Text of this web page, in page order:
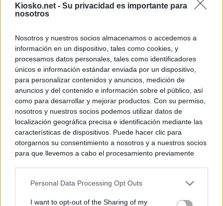
Kiosko.net - Su privacidad es importante para
nosotros
Nosotros y nuestros socios almacenamos o accedemos a
información en un dispositivo, tales como cookies, y
procesamos datos personales, tales como identificadores
únicos e información estándar enviada por un dispositivo,
para personalizar contenidos y anuncios, medición de
anuncios y del contenido e información sobre el público, así
como para desarrollar y mejorar productos. Con su permiso,
nosotros y nuestros socios podemos utilizar datos de
localización geográfica precisa e identificación mediante las
características de dispositivos. Puede hacer clic para
otorgarnos su consentimiento a nosotros y a nuestros socios
para que llevemos a cabo el procesamiento previamente
negar su consentimiento. Tenga en cuenta que algún
Personal Data Processing Opt Outs
I want to opt-out of the Sharing of my